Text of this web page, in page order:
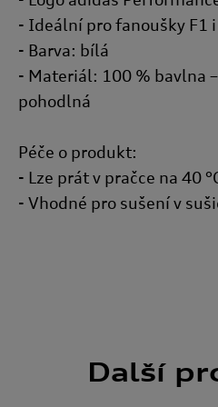
- Ideální pro fanoušky F1
- Barva: bílá
- Materiál: 100 % bavlna
pohodlná
Péče o produkt:
- Lze prát v pračce na 40
- Vhodné pro sušení v
Další
stránky. Google zpracovává